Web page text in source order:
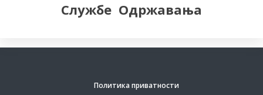
Службе Одржавања
Политика приватности